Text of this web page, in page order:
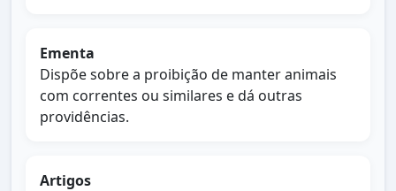
Ementa
Dispõe sobre a proibição de manter animais
com correntes ou similares e dá outras
providências.
Artigos